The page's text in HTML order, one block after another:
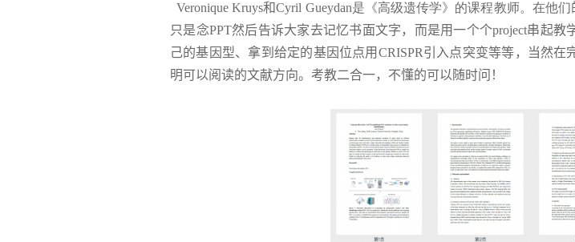
Veronique Kruys和Cyril Gueydan是《高级遗传学》的课程教师。在他们
只是念PPT然后告诉大家去记忆书面文字，而是用一个个project串起教
己的基因型、拿到给定的基因位点用 CRISPR引入点突变等等，当然在
明可以阅读的文献方向。考教二合一，不懂的可以随时问！